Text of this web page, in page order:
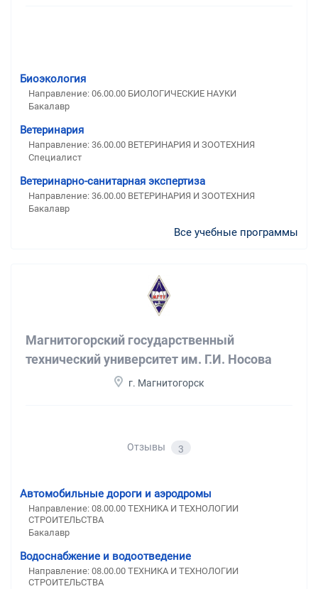
Биоэкология
Направление: 06.00.00 БИОЛОГИЧЕСКИЕ НАУКИ
Бакалавр
Ветеринария
Направление: 36.00.00 ВЕТЕРИНАРИЯ И ЗООТЕХНИЯ
Специалист
Ветеринарно-санитарная экспертиза
Направление: 36.00.00 ВЕТЕРИНАРИЯ И ЗООТЕХНИЯ
Бакалавр
Все учебные программы
Магнитогорский государственный
технический университет им. Г.И. Носова
г. Магнитогорск
Отзывы 3
Автомобильные дороги и аэродромы
Направление: 08.00.00 ТЕХНИКА И ТЕХНОЛОГИИ
СТРОИТЕЛЬСТВА
Бакалавр
Водоснабжение и водоотведение
Направление: 08.00.00 ТЕХНИКА И ТЕХНОЛОГИИ
СТРОИТЕЛЬСТВА